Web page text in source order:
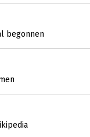
begonnen